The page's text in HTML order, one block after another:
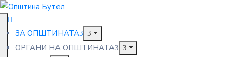
ЗА ОПШТИНАТА
ОРГАНИ НА ОПШТИНАТА